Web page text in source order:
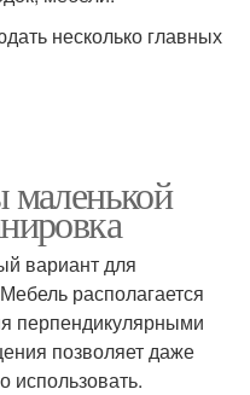
несколько главных
маленькой
вариант для
располагается
перпендикулярными
позволяет даже